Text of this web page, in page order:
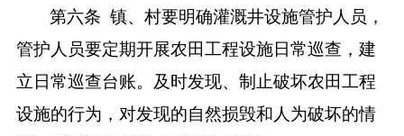
第六条 镇、村要明确灌溉井设施管护人员，
管护人员要定期开展农田工程设施日常巡查，建
立日常巡查台账。及时发现、制止破坏农田工程
设施的行为，对发现的自然损毁和人为破坏的情